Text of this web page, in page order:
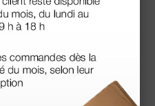
para irrigación auricular